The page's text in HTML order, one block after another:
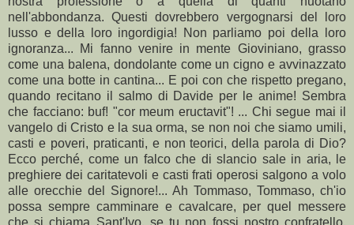
nell'abbondanza. Questi dovrebbero vergognarsi del loro
lusso e della loro ingordigia! Non parliamo poi della loro
ignoranza... Mi fanno venire in mente Gioviniano, grasso
come una balena, dondolante come un cigno e avvinazzato
come una botte in cantina... E poi con che rispetto pregano,
quando recitano il salmo di Davide per le anime! Sembra
che facciano: buf! "cor meum eructavit"! ... Chi segue mai il
vangelo di Cristo e la sua orma, se non noi che siamo umili,
casti e poveri, praticanti, e non teorici, della parola di Dio?
Ecco perché, come un falco che di slancio sale in aria, le
preghiere dei caritatevoli e casti frati operosi salgono a volo
alle orecchie del Signore!... Ah Tommaso, Tommaso, ch'io
possa sempre camminare e cavalcare, per quel messere
che si chiama Sant'Ivo, se tu non fossi nostro confratello,